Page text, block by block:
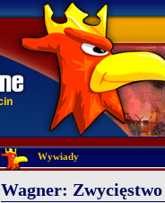
Wywiady
Wagner: